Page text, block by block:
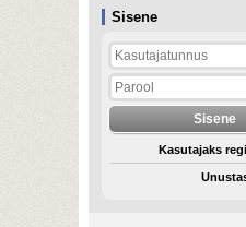
Sisene
Kasutajaks